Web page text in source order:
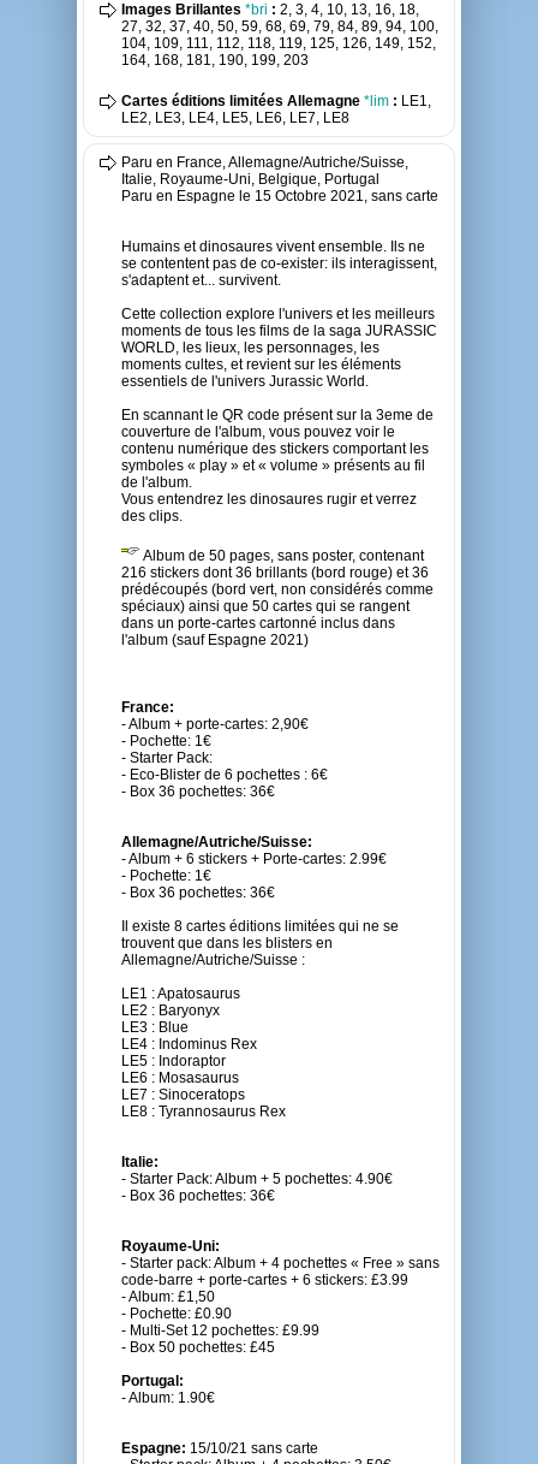
Images Brillantes *bri : 2, 3, 4, 10, 13, 16, 18,
27, 32, 37, 40, 50, 59, 68, 69, 79, 84, 89, 94, 100,
104, 109, 111, 112, 118, 119, 125, 126, 149, 152,
164, 168, 181, 190, 199, 203
Cartes éditions limitées Allemagne *lim : LE1,
LE2, LE3, LE4, LE5, LE6, LE7, LE8
Paru en France, Allemagne/Autriche/Suisse,
Italie, Royaume-Uni, Belgique, Portugal
Paru en Espagne le 15 Octobre 2021, sans carte
Humains et dinosaures vivent ensemble. Ils ne
se contentent pas de co-exister: ils interagissent,
s'adaptent et... survivent.
Cette collection explore l'univers et les meilleurs
moments de tous les films de la saga JURASSIC
WORLD, les lieux, les personnages, les
moments cultes, et revient sur les éléments
essentiels de l'univers Jurassic World.
En scannant le QR code présent sur la 3eme de
couverture de l'album, vous pouvez voir le
contenu numérique des stickers comportant les
symboles « play » et « volume » présents au fil
de l'album.
Vous entendrez les dinosaures rugir et verrez
des clips.
Album de 50 pages, sans poster, contenant
216 stickers dont 36 brillants (bord rouge) et 36
prédécoupés (bord vert, non considérés comme
spéciaux) ainsi que 50 cartes qui se rangent
dans un porte-cartes cartonné inclus dans
l'album (sauf Espagne 2021)
France:
- Album + porte-cartes: 2,90€
- Pochette: 1€
- Starter Pack:
- Eco-Blister de 6 pochettes : 6€
- Box 36 pochettes: 36€
Allemagne/Autriche/Suisse:
- Album + 6 stickers + Porte-cartes: 2.99€
- Pochette: 1€
- Box 36 pochettes: 36€
Il existe 8 cartes éditions limitées qui ne se
trouvent que dans les blisters en
Allemagne/Autriche/Suisse :
LE1 : Apatosaurus
LE2 : Baryonyx
LE3 : Blue
LE4 : Indominus Rex
LE5 : Indoraptor
LE6 : Mosasaurus
LE7 : Sinoceratops
LE8 : Tyrannosaurus Rex
Italie:
- Starter Pack: Album + 5 pochettes: 4.90€
- Box 36 pochettes: 36€
Royaume-Uni:
- Starter pack: Album + 4 pochettes « Free » sans
code-barre + porte-cartes + 6 stickers: £3.99
- Album: £1,50
- Pochette: £0.90
- Multi-Set 12 pochettes: £9.99
- Box 50 pochettes: £45
Portugal:
- Album: 1.90€
Espagne: 15/10/21 sans carte